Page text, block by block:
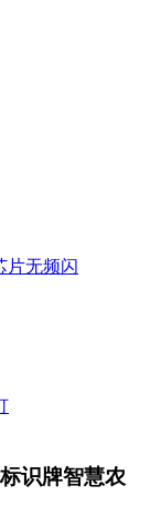
片无频闪
识牌智慧农